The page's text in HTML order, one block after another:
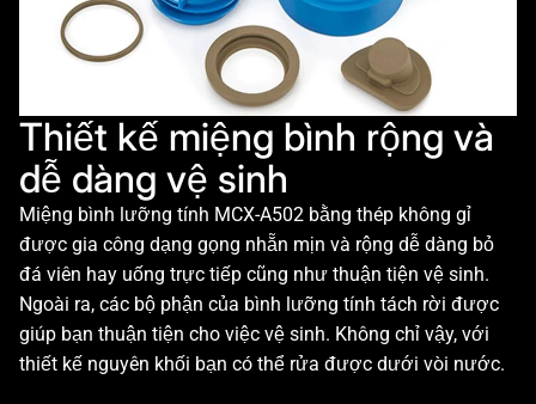
Thiết kế miệng bình rộng và
dễ dàng vệ sinh
Miệng bình lưỡng tính MCX-A502 bằng thép không gỉ
được gia công dạng gọng nhẵn mịn và rộng dễ dàng bỏ
đá viên hay uống trực tiếp cũng như thuận tiện vệ sinh.
Ngoài ra, các bộ phận của bình lưỡng tính tách rời được
giúp bạn thuận tiện cho việc vệ sinh. Không chỉ vậy, với
thiết kế nguyên khối bạn có thể rửa được dưới vòi nước.